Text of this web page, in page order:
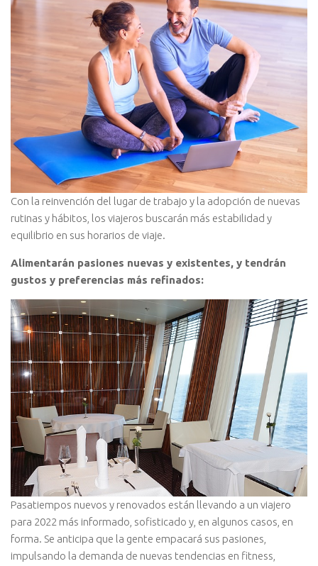
Con la reinvención del lugar de trabajo y la adopción de nuevas
rutinas y hábitos, los viajeros buscarán más estabilidad y
equilibrio en sus horarios de viaje.
Alimentarán pasiones nuevas y existentes, y tendrán
gustos y preferencias más refinados:
Pasatiempos nuevos y renovados están llevando a un viajero
para 2022 más informado, sofisticado y, en algunos casos, en
forma. Se anticipa que la gente empacará sus pasiones,
impulsando la demanda de nuevas tendencias en fitness,